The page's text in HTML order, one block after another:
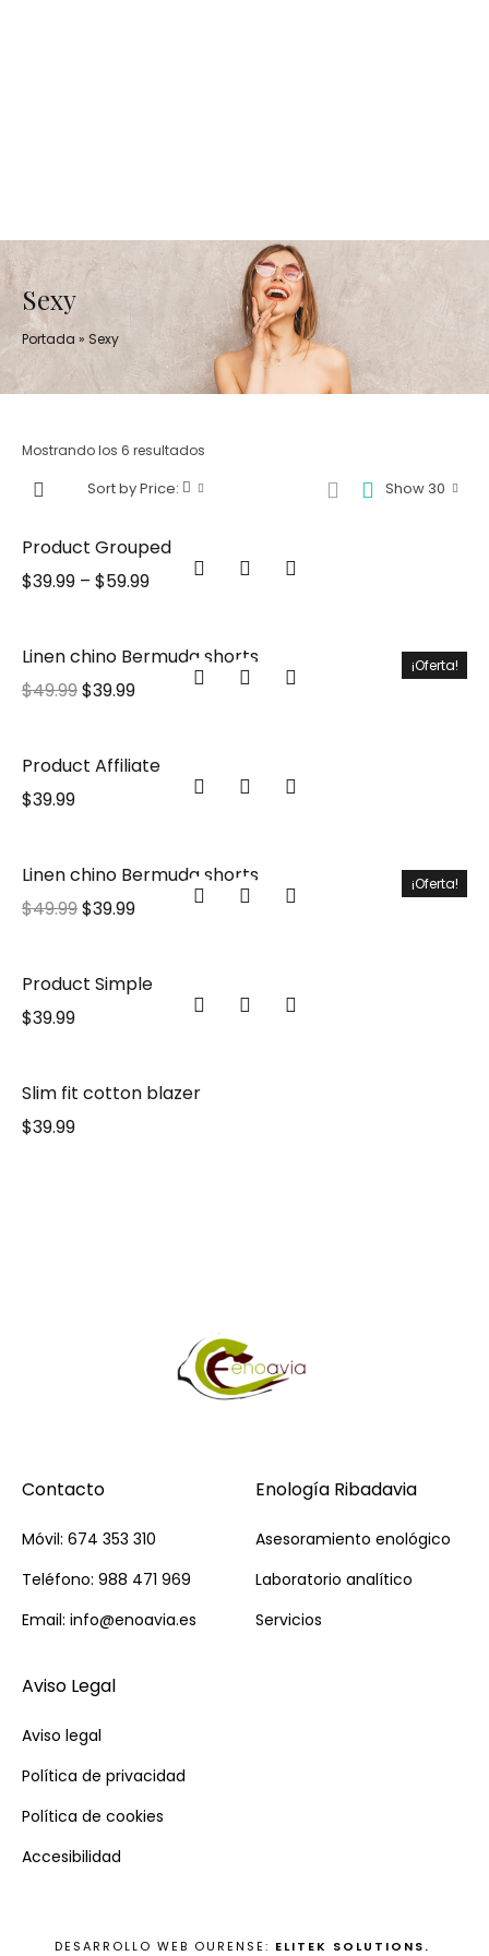
Sexy
Portada » Sexy
Mostrando los 6 resultados
Show 30
Sort by Price:
Product Grouped
$39.99 – $59.99
¡Oferta!
Linen chino Bermuda shorts
$49.99$39.99
Product Affiliate
$39.99
¡Oferta!
Linen chino Bermuda shorts
$49.99$39.99
Product Simple
$39.99
Slim fit cotton blazer
$39.99
Contacto
Móvil: 674 353 310
Teléfono: 988 471 969
Email: info@enoavia.es
Enología Ribadavia
Asesoramiento enológico
Laboratorio analítico
Servicios
Aviso Legal
Aviso legal
Política de privacidad
Política de cookies
Accesibilidad
DESARROLLO WEB OURENSE: ELITEK SOLUTIONS.